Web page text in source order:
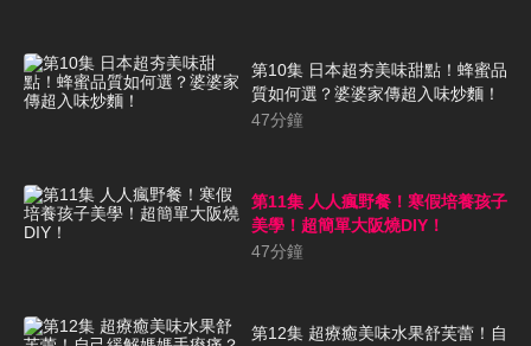
第10集 日本超夯美味甜點！蜂蜜品
質如何選？婆婆家傳超入味炒麵！
47分鐘
第11集 人人瘋野餐！寒假培養孩子
美學！超簡單大阪燒DIY！
47分鐘
第12集 超療癒美味水果舒芙蕾！自